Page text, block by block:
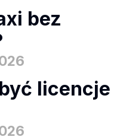
bez
licencje